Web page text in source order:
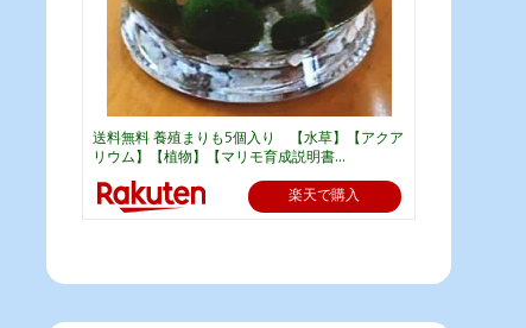
送料無料 養殖まりも5個入り 【水草】【アクア
リウム】【植物】【マリモ育成説明書...
楽天で購入